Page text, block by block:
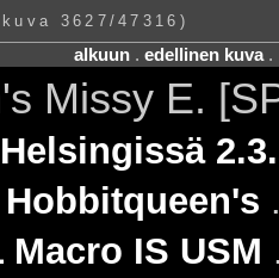
3627/47316)
alkuun. edellinen kuva.
Missy E.
Hobbitqueen's
Macro IS USM